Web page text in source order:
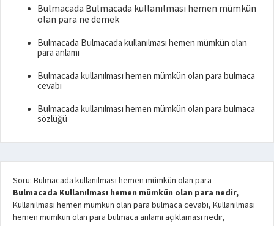
Bulmacada Bulmacada kullanılması hemen mümkün
olan para ne demek
Bulmacada Bulmacada kullanılması hemen mümkün olan
para anlamı
Bulmacada kullanılması hemen mümkün olan para bulmaca
cevabı
Bulmacada kullanılması hemen mümkün olan para bulmaca
sözlüğü
Soru: Bulmacada kullanılması hemen mümkün olan para -
Bulmacada Kullanılması hemen mümkün olan para nedir,
Kullanılması hemen mümkün olan para bulmaca cevabı, Kullanılması
hemen mümkün olan para bulmaca anlamı açıklaması nedir,